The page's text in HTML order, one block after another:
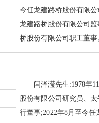
今任龙建路桥股份有限
龙建路桥股份有限公司监
桥股份有限公司职工董事
闫泽滢先生:1978年
股份有限公司研究员、
行董事;2022年8月至今